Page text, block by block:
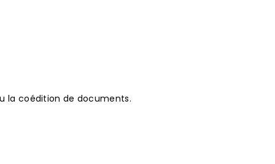
la coédition de documents.